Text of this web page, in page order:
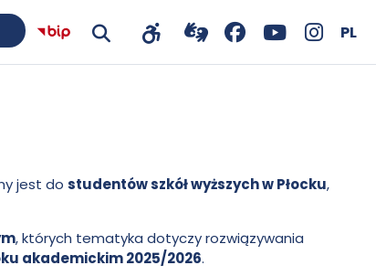
Biuletyn
Szkoły
im.
Pokaż Pokaż
Przejdź
tłumaczem
migowego
otwiera
karcie
Facebook
w
otwiera
karcie
YouTube
w
otwiera
karciew
otwiera
karcie
PL
jest do studentów szkół wyższych w Płocku,
, których tematyka dotyczy rozwiązywania
akademickim 2025/2026.